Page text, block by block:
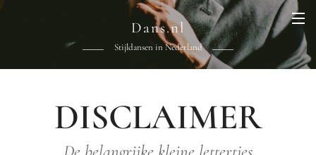
Dans.nl
Stijldansen in Nederland
DISCLAIMER